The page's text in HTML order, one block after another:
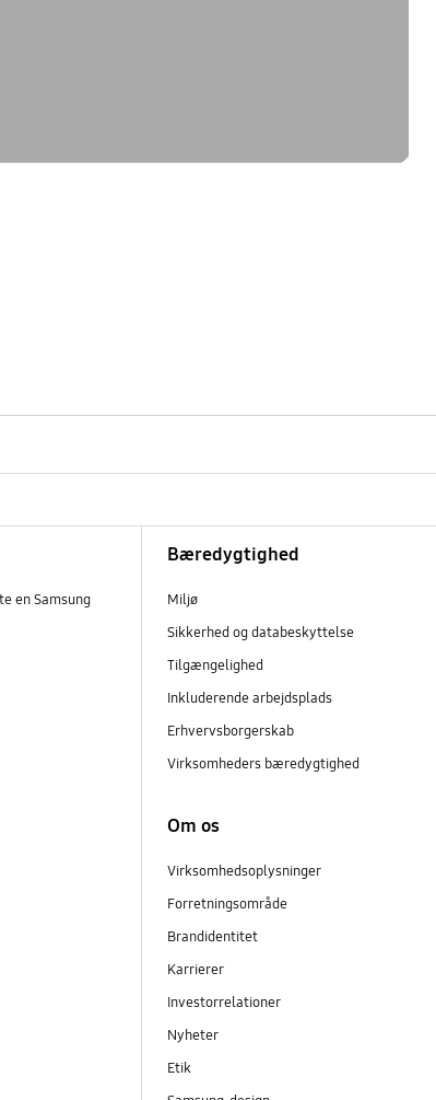
en Samsung
Bæredygtighed
Miljø
Sikkerhed og databeskyttelse
Tilgængelighed
Inkluderende arbejdsplads
Erhvervsborgerskab
Virksomheders bæredygtighed
Om os
Virksomhedsoplysninger
Forretningsområde
Brandidentitet
Karrierer
Investorrelationer
Nyheter
Etik